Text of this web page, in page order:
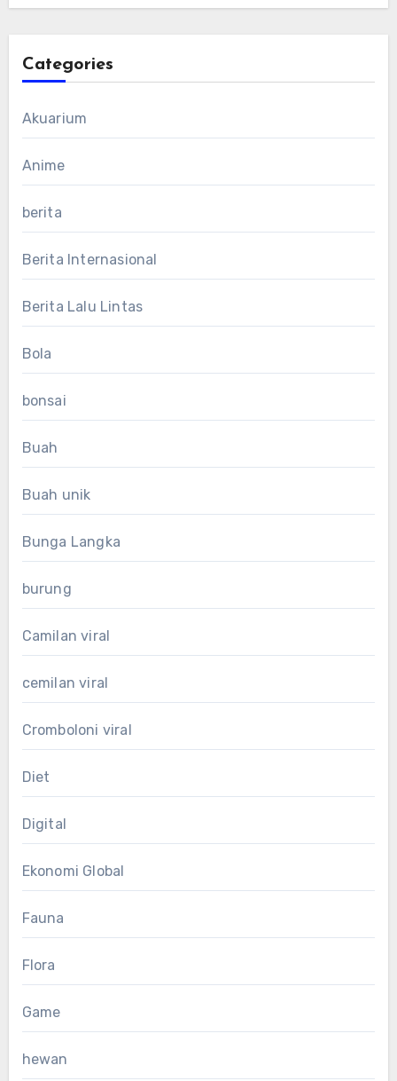
Categories
Akuarium
Anime
berita
Berita Internasional
Berita Lalu Lintas
Bola
bonsai
Buah
Buah unik
Bunga Langka
burung
Camilan viral
cemilan viral
Cromboloni viral
Diet
Digital
Ekonomi Global
Fauna
Flora
Game
hewan